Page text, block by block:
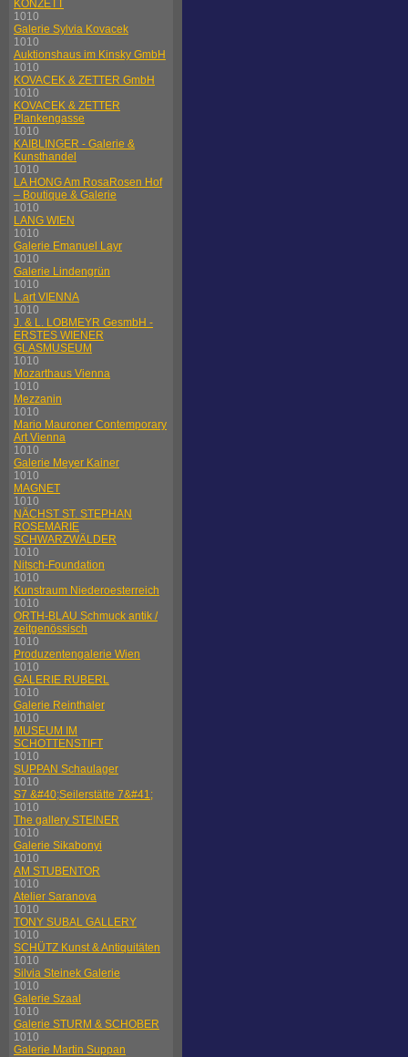
KONZETT
1010
Galerie Sylvia Kovacek
1010
Auktionshaus im Kinsky GmbH
1010
KOVACEK & ZETTER GmbH
1010
KOVACEK & ZETTER
Plankengasse
1010
KAIBLINGER - Galerie &
Kunsthandel
1010
LA HONG Am RosaRosen Hof
– Boutique & Galerie
1010
LANG WIEN
1010
Galerie Emanuel Layr
1010
Galerie Lindengrün
1010
L.art VIENNA
1010
J. & L. LOBMEYR GesmbH -
ERSTES WIENER
GLASMUSEUM
1010
Mozarthaus Vienna
1010
Mezzanin
1010
Mario Mauroner Contemporary
Art Vienna
1010
Galerie Meyer Kainer
1010
MAGNET
1010
NÄCHST ST. STEPHAN
ROSEMARIE
SCHWARZWÄLDER
1010
Nitsch-Foundation
1010
Kunstraum Niederoesterreich
1010
ORTH-BLAU Schmuck antik /
zeitgenössisch
1010
Produzentengalerie Wien
1010
GALERIE RUBERL
1010
Galerie Reinthaler
1010
MUSEUM IM
SCHOTTENSTIFT
1010
SUPPAN Schaulager
1010
S7 &#40;Seilerstätte 7&#41;
1010
The gallery STEINER
1010
Galerie Sikabonyi
1010
AM STUBENTOR
1010
Atelier Saranova
1010
TONY SUBAL GALLERY
1010
SCHÜTZ Kunst & Antiquitäten
1010
Silvia Steinek Galerie
1010
Galerie Szaal
1010
Galerie STURM & SCHOBER
1010
Galerie Martin Suppan